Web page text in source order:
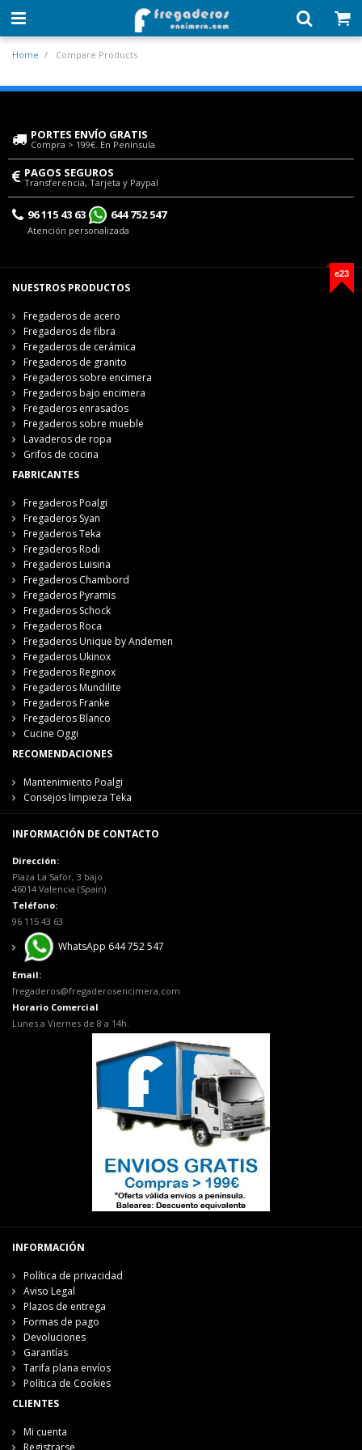
Home Compare Products
PORTES ENVÍO GRATIS
Compra > 199€. En Península
PAGOS SEGUROS
Transferencia, Tarjeta y Paypal
96 115 43 63 644 752 547
Atención personalizada
e23
NUESTROS PRODUCTOS
Fregaderos de acero
Fregaderos de fibra
Fregaderos de cerámica
Fregaderos de granito
Fregaderos sobre encimera
Fregaderos bajo encimera
Fregaderos enrasados
Fregaderos sobre mueble
Lavaderos de ropa
Grifos de cocina
FABRICANTES
Fregaderos Poalgi
Fregaderos Syan
Fregaderos Teka
Fregaderos Rodi
Fregaderos Luisina
Fregaderos Chambord
Fregaderos Pyramis
Fregaderos Schock
Fregaderos Roca
Fregaderos Unique by Andemen
Fregaderos Ukinox
Fregaderos Reginox
Fregaderos Mundilite
Fregaderos Franke
Fregaderos Blanco
Cucine Oggi
RECOMENDACIONES
Mantenimiento Poalgi
Consejos limpieza Teka
INFORMACIÓN DE CONTACTO
Dirección:
Plaza La Safor, 3 bajo
46014 Valencia (Spain)
Teléfono:
96 115 43 63
WhatsApp 644 752 547
Email:
fregaderos@fregaderosencimera.com
Horario Comercial
Lunes a Viernes de 8 a 14h.
INFORMACIÓN
Política de privacidad
Aviso Legal
Plazos de entrega
Formas de pago
Devoluciones
Garantías
Tarifa plana envíos
Política de Cookies
CLIENTES
Mi cuenta
Registrarse